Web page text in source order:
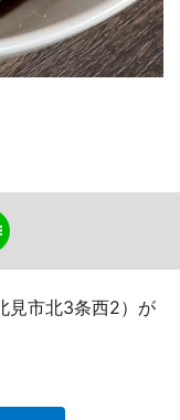
見市北3条西2）が